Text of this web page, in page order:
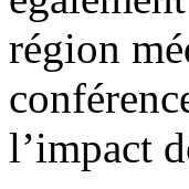
région
l’impact